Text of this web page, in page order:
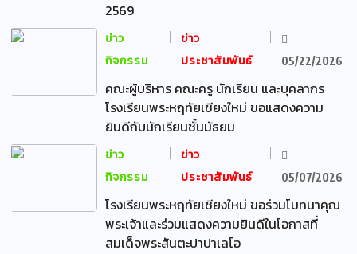
2569
ข่าว
กิจกรรม
ข่าว
ประชาสัมพันธ์
05/22/2026
คณะผู้บริหาร คณะครู นักเรียน และบุคลากร
โรงเรียนพระหฤทัยเชียงใหม่ ขอแสดงความ
ยินดีกับนักเรียนชั้นมัธยม
ข่าว
กิจกรรม
ข่าว
ประชาสัมพันธ์
05/07/2026
โรงเรียนพระหฤทัยเชียงใหม่ ขอร่วมโมทนาคุณ
พระเจ้าและร่วมแสดงความยินดีในโอกาสที่
สมเด็จพระสันตะปาปาเลโอ